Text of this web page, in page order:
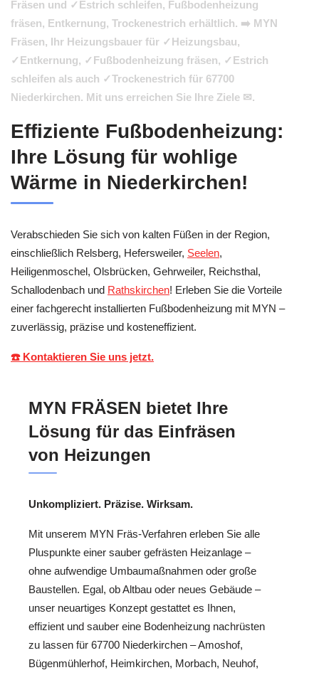
Fräsen und ✓Estrich schleifen, Fußbodenheizung
fräsen, Entkernung, Trockenestrich erhältlich. ➡️ MYN
Fräsen, Ihr Heizungsbauer für ✓Heizungsbau,
✓Entkernung, ✓Fußbodenheizung fräsen, ✓Estrich
schleifen als auch ✓Trockenestrich für 67700
Niederkirchen. Mit uns erreichen Sie Ihre Ziele ✉.
Effiziente Fußbodenheizung:
Ihre Lösung für wohlige
Wärme in Niederkirchen!
Verabschieden Sie sich von kalten Füßen in der Region,
einschließlich Relsberg, Hefersweiler, Seelen,
Heiligenmoschel, Olsbrücken, Gehrweiler, Reichsthal,
Schallodenbach und Rathskirchen! Erleben Sie die Vorteile
einer fachgerecht installierten Fußbodenheizung mit MYN –
zuverlässig, präzise und kosteneffizient.
☎️ Kontaktieren Sie uns jetzt.
MYN FRÄSEN bietet Ihre
Lösung für das Einfräsen
von Heizungen
Unkompliziert. Präzise. Wirksam.
Mit unserem MYN Fräs-Verfahren erleben Sie alle
Pluspunkte einer sauber gefrästen Heizanlage –
ohne aufwendige Umbaumaßnahmen oder große
Baustellen. Egal, ob Altbau oder neues Gebäude –
unser neuartiges Konzept gestattet es Ihnen,
effizient und sauber eine Bodenheizung nachrüsten
zu lassen für 67700 Niederkirchen – Amoshof,
Bügenmühlerhof, Heimkirchen, Morbach, Neuhof,